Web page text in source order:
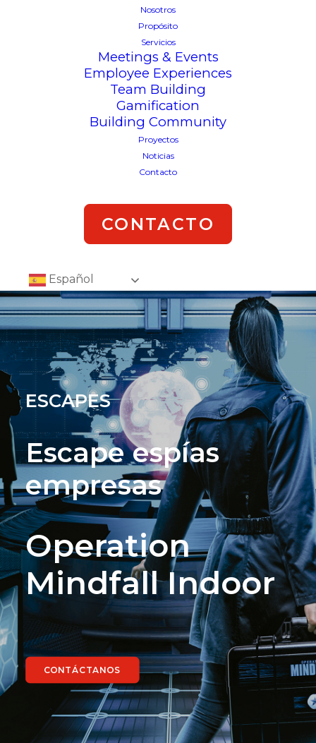
Nosotros
Propósito
Servicios
Meetings & Events
Employee Experiences
Team Building
Gamification
Building Community
Proyectos
Noticias
Contacto
CONTACTO
Español
ESCAPES
Escape espías
empresas
Operation
Mindfall Indoor
CONTÁCTANOS